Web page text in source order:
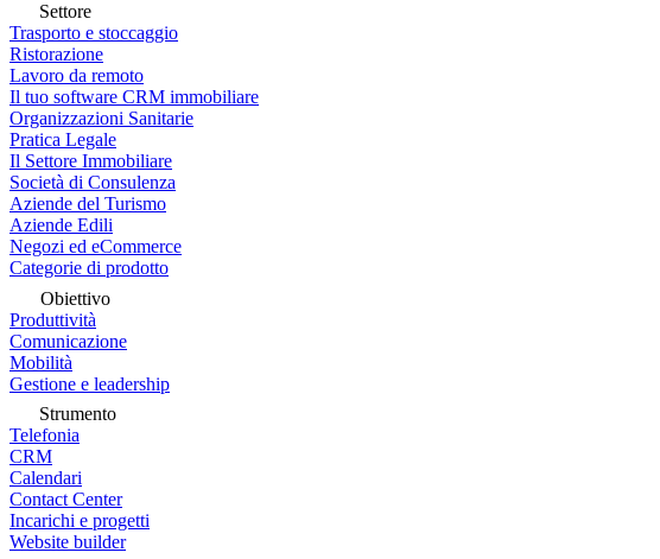
Settore
Trasporto e stoccaggio
Ristorazione
Lavoro da remoto
Il tuo software CRM immobiliare
Organizzazioni Sanitarie
Pratica Legale
Il Settore Immobiliare
Società di Consulenza
Aziende del Turismo
Aziende Edili
Negozi ed eCommerce
Categorie di prodotto
Obiettivo
Produttività
Comunicazione
Mobilità
Gestione e leadership
Strumento
Telefonia
CRM
Calendari
Contact Center
Incarichi e progetti
Website builder